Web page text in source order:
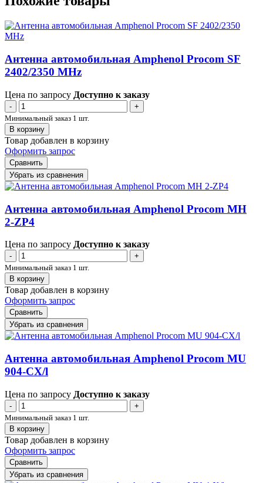
Антенна автомобильная Amphenol Procom SF
2402/2350 MHz
Цена по запросу Доступно к заказу
-
+
Минимальный заказ 1 шт.
В корзину
Товар добавлен в корзину
Оформить запрос
Сравнить
Убрать из сравнения
Антенна автомобильная Amphenol Procom MH
2-ZP4
Цена по запросу Доступно к заказу
-
+
Минимальный заказ 1 шт.
В корзину
Товар добавлен в корзину
Оформить запрос
Сравнить
Убрать из сравнения
Антенна автомобильная Amphenol Procom MU
904-CX/l
Цена по запросу Доступно к заказу
-
+
Минимальный заказ 1 шт.
В корзину
Товар добавлен в корзину
Оформить запрос
Сравнить
Убрать из сравнения